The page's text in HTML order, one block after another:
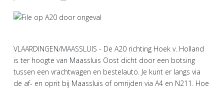
VLAARDINGEN/MAASSLUIS - De A20 richting Hoek v. Holland
is ter hoogte van Maassluis Oost dicht door een botsing
tussen een vrachtwagen en bestelauto. Je kunt er langs via
de af- en oprit bij Maassluis of omrijden via A4 en N211. Hoe